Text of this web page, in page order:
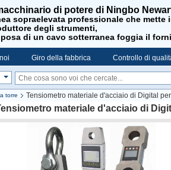
di potere di Ningbo
sopraelevata professionale che mette
degli strumenti,
di un cavo sotterranea foggia il
Giro della fabbrica Controllo di
torre
Tensiometro materiale d'acciaio di Digital
materiale d'acciaio di